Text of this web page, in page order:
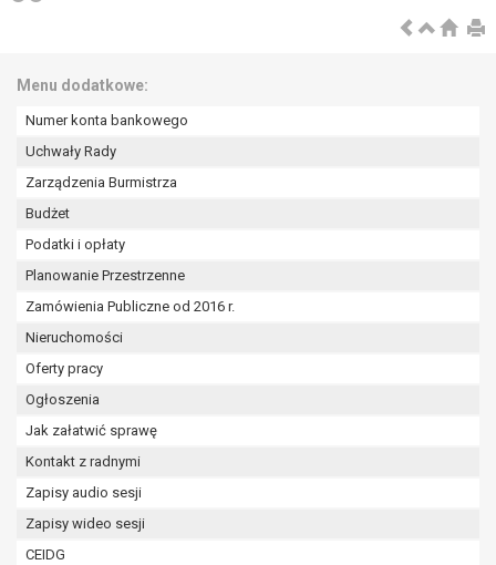
Menu dodatkowe:
Numer konta bankowego
Uchwały Rady
Zarządzenia Burmistrza
Budżet
Podatki i opłaty
Planowanie Przestrzenne
Zamówienia Publiczne od 2016 r.
Nieruchomości
Oferty pracy
Ogłoszenia
Jak załatwić sprawę
Kontakt z radnymi
Zapisy audio sesji
Zapisy wideo sesji
CEIDG
że wykaże on istnienie ważnych prawnie
uzasadnionych podstaw do przetwarzania,
wolności osoby, której dane dotyczą, lub
podstaw do ustalenia, dochodzenia lub
na przetwarzanie danych osobowych (art. 6 ust. 1
lit a RODO), przysługuje Pani/Panu prawo do
przetwarzania, którego dokonano na podstawie
zgody przed jej cofnięciem.
Przysługuje Pani/Panu prawo wniesienia skargi do
przetwarzanie Pani/Pana danych osobowych
przez administratora.
Organem właściwym do wniesienia skargi jest
Prezes Urzędu Ochrony Danych Osobowych.